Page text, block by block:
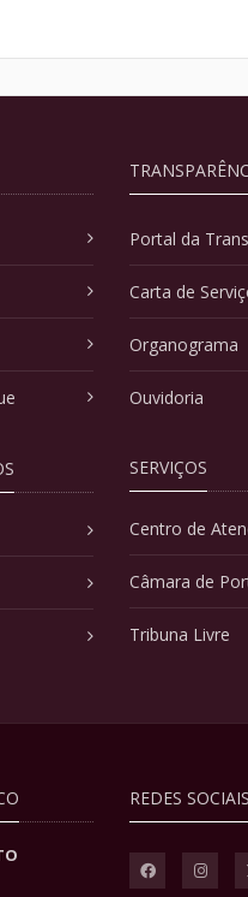
Portal da
Carta de
Organograma
Ouvidoria
SERVIÇOS
Centro de
Câmara de
Tribuna Livre
REDES SOCIAIS